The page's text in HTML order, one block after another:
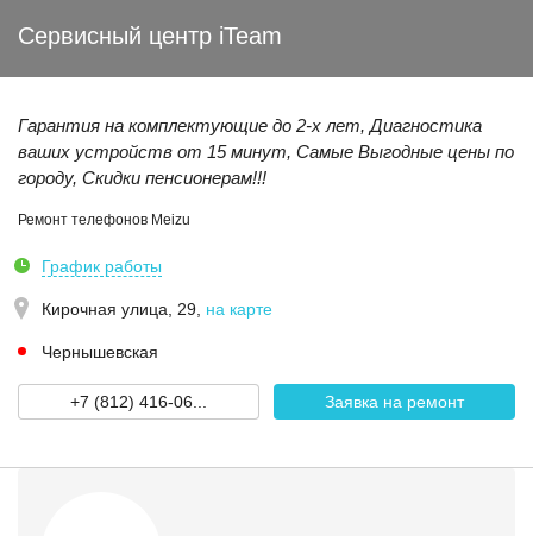
Сервисный центр iTeam
Гарантия на комплектующие до 2-х лет, Диагностика
ваших устройств от 15 минут, Самые Выгодные цены по
городу, Скидки пенсионерам!!!
Ремонт телефонов Meizu
График работы
Кирочная улица, 29 на карте
Чернышевская
+7 (812) 416-06... Заявка на ремонт